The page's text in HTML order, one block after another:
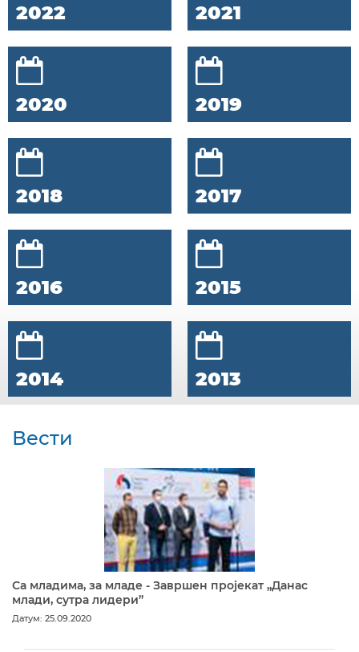
2022 2021
2020 2019
2018 2017
2016 2015
2014 2013
Вести
Са младима, за младе - Завршен пројекат „Данас
млади, сутра лидери”
Датум: 25.09.2020